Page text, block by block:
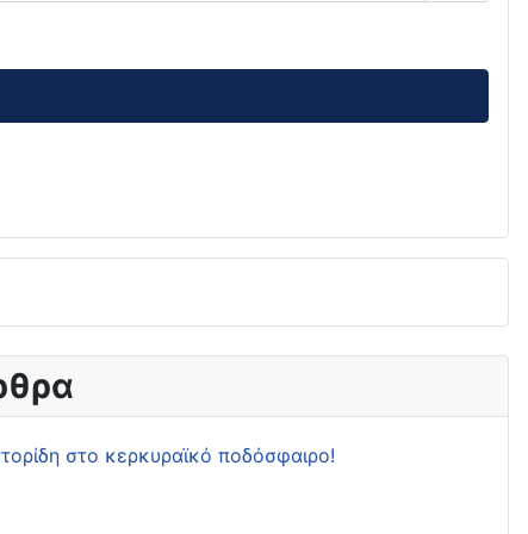
στο κερκυραϊκό ποδόσφαιρο!